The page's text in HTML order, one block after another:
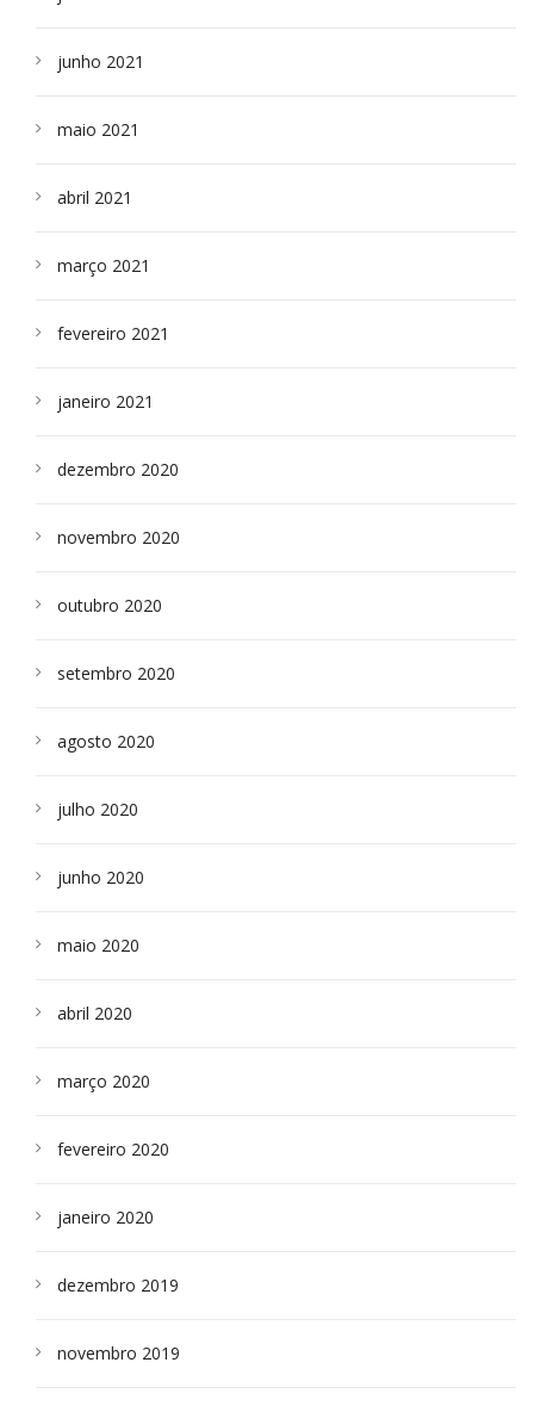
junho 2021
maio 2021
abril 2021
março 2021
fevereiro 2021
janeiro 2021
dezembro 2020
novembro 2020
outubro 2020
setembro 2020
agosto 2020
julho 2020
junho 2020
maio 2020
abril 2020
março 2020
fevereiro 2020
janeiro 2020
dezembro 2019
novembro 2019